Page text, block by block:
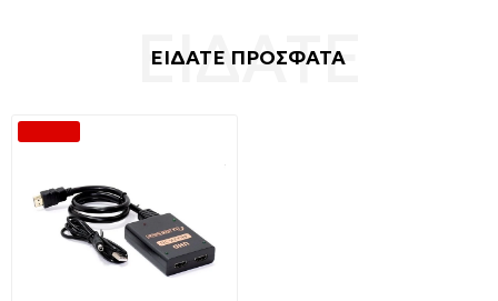
ΕΙΔΑΤΕ ΠΡΟΣΦΑΤΑ